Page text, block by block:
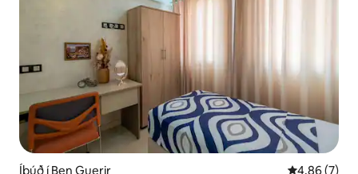
Íbúð í Ben Guerir 4,86 af 5 í
4,86 (7)